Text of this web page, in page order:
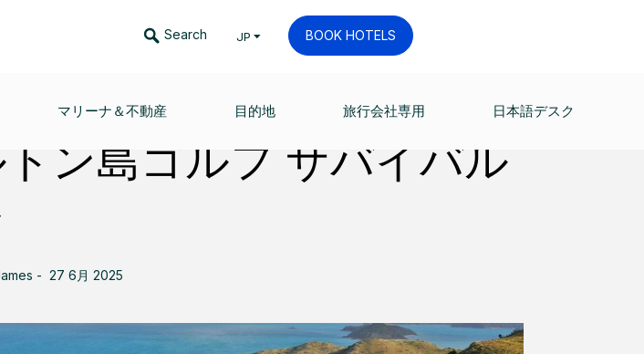
Search JP BOOK HOTELS
マリーナ＆不動産 目的地 旅行会社専用 日本語デスク
ン島ゴルフ サバイバル
- 27 6月 2025